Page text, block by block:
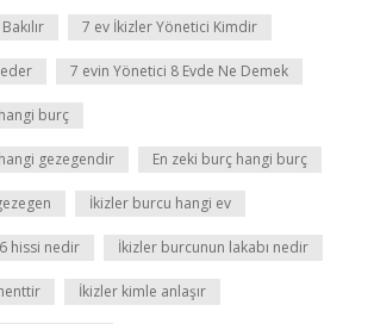
7 ev İkizler Yönetici Kimdir
7 evin Yönetici 8 Evde Ne Demek
burç
gezegendir En zeki burç hangi burç
İkizler burcu hangi ev
hissi nedir İkizler burcunun lakabı nedir
İkizler kimle anlaşır